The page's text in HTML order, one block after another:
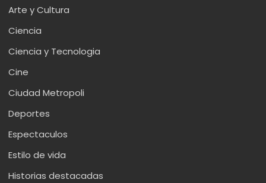
Arte y Cultura
Ciencia
Ciencia y Tecnologia
Cine
Ciudad Metropoli
Deportes
Espectaculos
Estilo de vida
Historias destacadas